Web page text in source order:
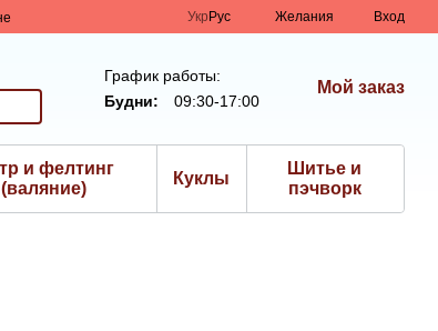
Укр Рус Желания Вход
График работы:
Будни:
09:30-17:00
Мой заказ
и фелтинг
(валяние)
Куклы
Шитье и
пэчворк